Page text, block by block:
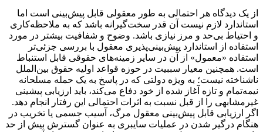
از یک دیدگاه هر احتمالی به طور معقولی قابل پیش‌بینی است اما
استاندارد لازم نیست آن قدر سخت‌گیرانه باشد که به ملاحظه‌کاری
و احتیاط بی‌حد و مرز نیازی باشد. وضوح و شفافیت بیشتر در مورد
استفاده از استاندارد پیش‌بینی‌پذیری معقول با بررسی جزئی‌تر
استفاده «معمول» از آن در سایر زمینه‌های حقوقی قابل استنباط
است. همچنین معیار سببیت در حوزه قواعد اولیه حقوق بین‌الملل
ناشناخته نیست؛ به ویژه دولتی که در پاسخ به یک حمله مسلحانه
نیمه‌تمام و تازه آغاز شده از خود دفاع می‌کند، باید ارزیابی پیشینی
غیرمشابهی را از قبل نسبت به اثرات احتمالی این رفتار انجام دهد.
اگر ارزیابی قابل پیش‌بینی معقول مرگ، آسیب جسمی یا تخریب در
هنگام درگیر شدن در عملیات سایبری به عنوان گسترش بیش از حد